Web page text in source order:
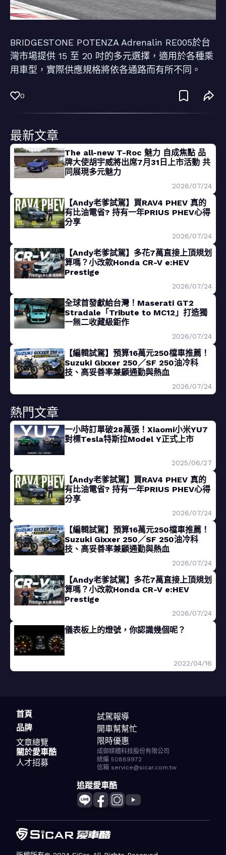
BRIDGESTONE POTENZA Adrenalin RE005於台
灣市場提供 15 至 20 吋的多元選擇，適用於各種乘
用車型，實際供應規格將依各通路而有所不同。
0
最新文章
The all-new T-Roc 魅力 自成焦點 品
牌大使胡宇威將出席7月31日上市活動 共
同展現多元魅力
2026/07/24
【Andy老爹試駕】買RAV4 PHEV 真的
有比油電省? 持有一年PRIUS PHEV心得
分享
2026/07/24
【Andy老爹試駕】多花7萬直接上頂規划
算嗎？小改款Honda CR-V e:HEV
Prestige
2026/07/24
全球首發獻給台灣！Maserati GT2
Stradale「Tribute to MC12」打造獨
一無二收藏級鉅作
2026/07/24
【編輯試駕】預算16萬元250檔車推薦！
Suzuki Gixxer 250／SF 250油冷科
技、高妥善率兼顧通勤與熱血
2026/07/24
熱門文章
一小時訂單破28萬張！Xiaomi小米YU7
對標Tesla特斯拉Model Y正式上市
2025/06/27
【Andy老爹試駕】買RAV4 PHEV 真的
有比油電省? 持有一年PRIUS PHEV心得
分享
2026/07/24
【編輯試駕】預算16萬元250檔車推薦！
Suzuki Gixxer 250／SF 250油冷科
技、高妥善率兼顧通勤與熱血
2026/07/24
【Andy老爹試駕】多花7萬直接上頂規划
算嗎？小改款Honda CR-V e:HEV
Prestige
2026/07/24
儀表板上的燈號，你認識幾個呢？
2022/04/16
首頁
品牌
文章總覽
試駕報導
開車幫幫忙
限時優惠
關於愛車酷
人才招募
成御媒體科技股份有限公司
統編 50889972
信箱 service@sicar.com.tw
追蹤愛車酷